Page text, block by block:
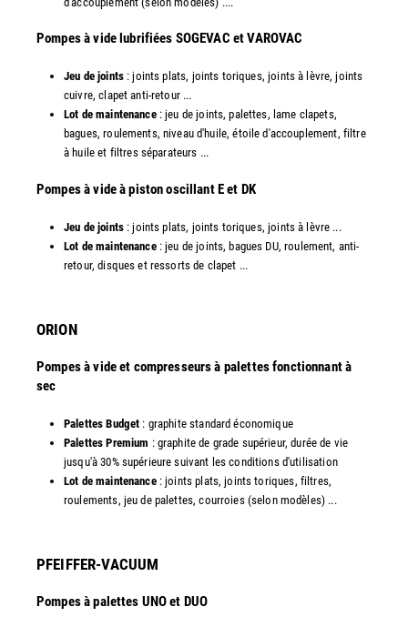
​Pompes à vide lubrifiées SOGEVAC et VAROVAC
Jeu de joints: joints plats, joints toriques, joints à lèvre, joints
cuivre, clapet anti-retour ...
Lot de maintenance: jeu de joints, palettes, lame clapets,
bagues, roulements, niveau d'huile, étoile d'accouplement, filtre
à huile et filtres séparateurs ...
​Pompes à vide à piston oscillant E et DK
Jeu de joints: joints plats, joints toriques, joints à lèvre ...
Lot de maintenance: jeu de joints, bagues DU, roulement, anti-
retour, disques et ressorts de clapet ...​
ORION
Pompes à vide et compresseurs à palettes fonctionnant à
sec
Palettes Budget : graphite standard économique
Palettes Premium : graphite de grade supérieur, durée de vie
jusqu'à 30% supérieure suivant les conditions d'utilisation
Lot de maintenance: joints plats, joints toriques, filtres,
roulements, jeu de palettes, courroies (selon modèles) ...​
PFEIFFER-VACUUM
Pompes à palettes UNO et DUO